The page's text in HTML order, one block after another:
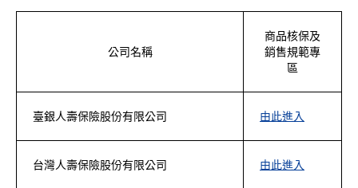
公司名稱
商品核保及
銷售規範專
區
臺銀人壽保險股份有限公司 由此進入
台灣人壽保險股份有限公司 由此進入